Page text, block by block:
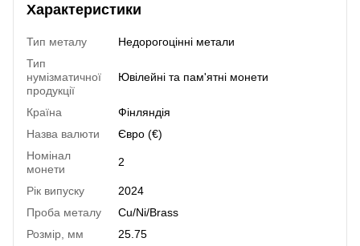
Характеристики
Тип металу
Недорогоцінні метали
Тип
нумізматичної
продукції
Ювілейні та пам'ятні монети
Країна
Фінляндія
Назва валюти
Євро (€)
Номінал
монети
2
Рік випуску
2024
Проба металу
Cu/Ni/Brass
Розмір, мм
25.75